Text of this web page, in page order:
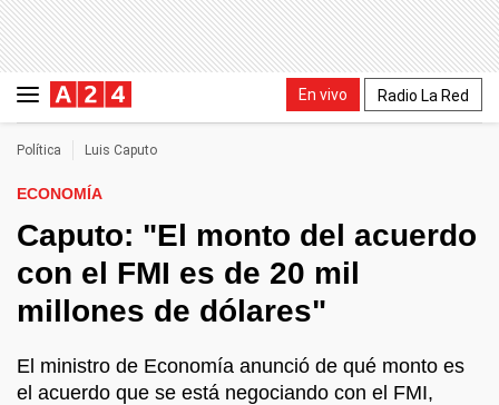
En vivo Radio La Red
Política Luis Caputo
ECONOMÍA
Caputo: "El monto del acuerdo
con el FMI es de 20 mil
millones de dólares"
El ministro de Economía anunció de qué monto es
el acuerdo que se está negociando con el FMI,